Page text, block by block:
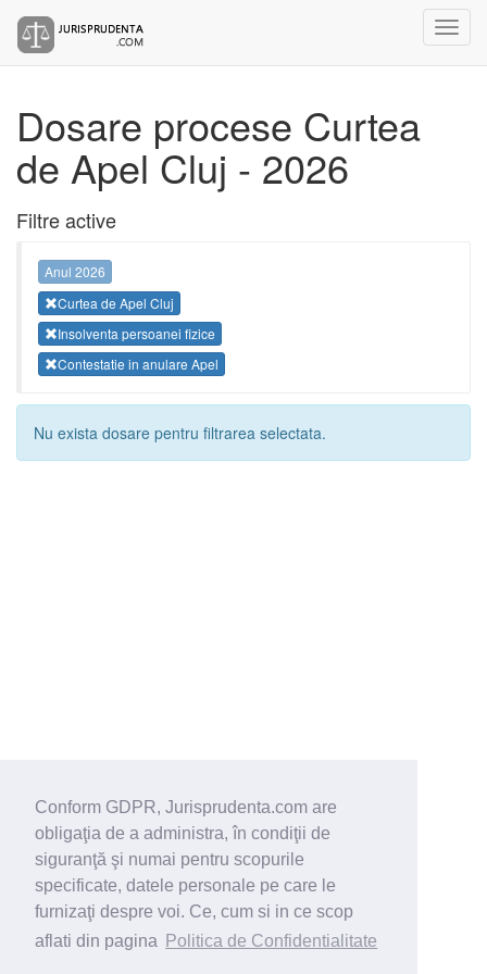
Conform GDPR, Jurisprudenta.com are
obligaţia de a administra, în condiţii de
siguranţă şi numai pentru scopurile
specificate, datele personale pe care le
furnizaţi despre voi. Ce, cum si in ce scop
aflati din pagina
Politica de Confidentialitate
Dosare procese Curtea
de Apel Cluj - 2026
Filtre active
Anul 2026
Curtea de Apel Cluj
Insolventa persoanei fizice
Contestatie in anulare Apel
Nu exista dosare pentru filtrarea selectata.